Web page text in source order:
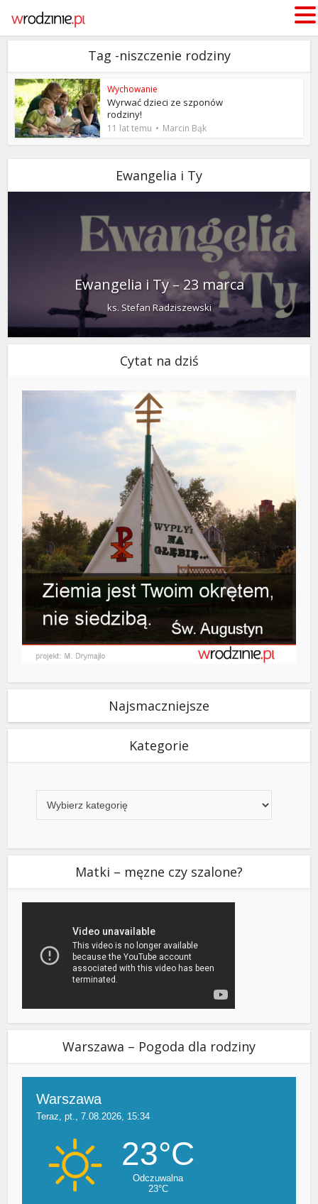
Tag -niszczenie rodziny
Wychowanie
Wyrwać dzieci ze szponów
rodziny!
11 lat temu Marcin Bąk
Ewangelia i Ty
Ewangelia i Ty – 23 marca
ks. Stefan Radziszewski
Cytat na dziś
Najsmaczniejsze
Kategorie
Matki – męzne czy szalone?
Warszawa – Pogoda dla rodziny